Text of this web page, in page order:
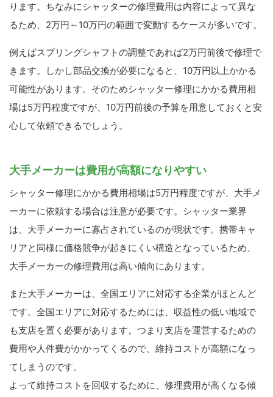
ります。ちなみにシャッターの修理費用は内容によって異な
るため、2万円～10万円の範囲で変動するケースが多いです。
例えばスプリングシャフトの調整であれば2万円前後で修理で
きます。しかし部品交換が必要になると、10万円以上かかる
可能性があります。そのためシャッター修理にかかる費用相
場は5万円程度ですが、10万円前後の予算を用意しておくと安
心して依頼できるでしょう。
大手メーカーは費用が高額になりやすい
シャッター修理にかかる費用相場は5万円程度ですが、大手メ
ーカーに依頼する場合は注意が必要です。シャッター業界
は、大手メーカーに寡占されているのが現状です。携帯キャ
リアと同様に価格競争が起きにくい構造となっているため、
大手メーカーの修理費用は高い傾向にあります。
また大手メーカーは、全国エリアに対応する企業がほとんど
です。全国エリアに対応するためには、収益性の低い地域で
も支店を置く必要があります。つまり支店を運営するための
費用や人件費がかかってくるので、維持コストが高額になっ
てしまうのです。
よって維持コストを回収するために、修理費用が高くなる傾